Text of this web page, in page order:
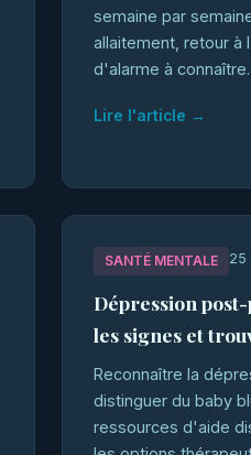
semaine par
allaitement, retour à
d'alarme à connaître.
Lire l'article →
SANTÉ MENTALE 25
Dépression
les signes et
Reconnaître la
distinguer du baby
ressources d'aide